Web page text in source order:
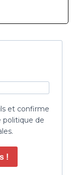
et confirme
politique de
!